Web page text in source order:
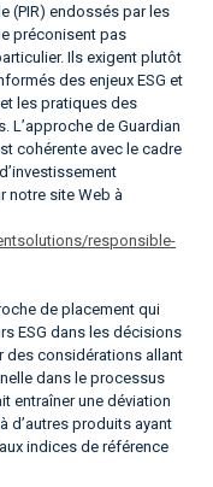
(PIR) endossés par les
préconisent pas
Ils exigent plutôt
des enjeux ESG et
les pratiques des
L’approche de Guardian
cohérente avec le cadre
notre site Web à
responsible-
de placement qui
ESG dans les décisions
des considérations allant
dans le processus
entraîner une déviation
d’autres produits ayant
indices de référence